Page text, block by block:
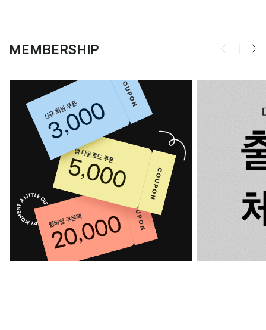
MEMBERSHIP